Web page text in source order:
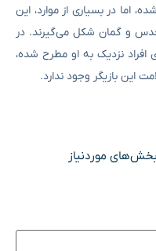
اما در بسیاری از موارد، این
حدس و گمان شکل می‌گیرند. در
افراد نزدیک به او مطرح شده،
این بازیگر وجود ندارد.
بخش‌های موردنیاز